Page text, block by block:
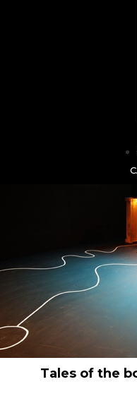
Tales of the